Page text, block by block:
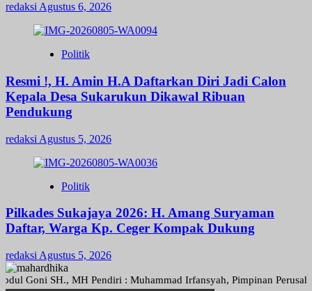
redaksi Agustus 6, 2026
Politik
Resmi !, H. Amin H.A Daftarkan Diri Jadi Calon
Kepala Desa Sukarukun Dikawal Ribuan
Pendukung
redaksi Agustus 5, 2026
Politik
Pilkades Sukajaya 2026: H. Amang Suryaman
Daftar, Warga Kp. Ceger Kompak Dukung
redaksi Agustus 5, 2026
Goni SH., MH Pendiri : Muhammad Irfansyah, Pimpinan